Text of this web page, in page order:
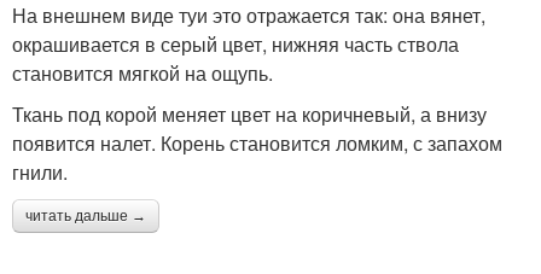
На внешнем виде туи это отражается так: она вянет,
окрашивается в серый цвет, нижняя часть ствола
становится мягкой на ощупь.
Ткань под корой меняет цвет на коричневый, а внизу
появится налет. Корень становится ломким, с запахом
гнили.
читать дальше →